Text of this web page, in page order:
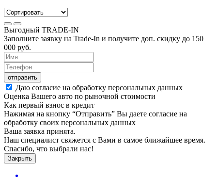
Выгодный TRADE-IN
Заполните заявку на Trade-In и получите доп. скидку до 150
000 руб.
отправить
Даю согласие на обработку персональных данных
Оценка Вашего авто по рыночной стоимости
Как первый взнос в кредит
Нажимая на кнопку “Отправить” Вы даете согласие на
обработку своих персональных данных
Ваша заявка принята.
Наш специалист свяжется с Вами в самое ближайшее время.
Спасибо, что выбрали нас!
Закрыть